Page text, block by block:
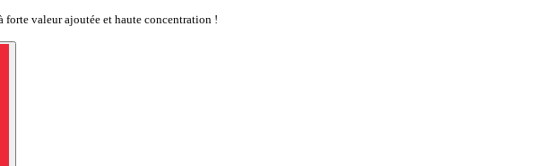
valeur ajoutée et haute concentration !